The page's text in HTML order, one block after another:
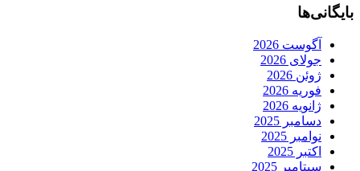
بایگانی‌ها
آگوست 2026
جولای 2026
ژوئن 2026
فوریه 2026
ژانویه 2026
دسامبر 2025
نوامبر 2025
اکتبر 2025
سپتامبر 2025